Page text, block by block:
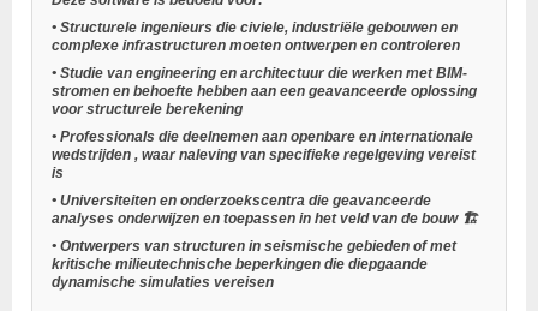
• Structurele ingenieurs die civiele, industriële gebouwen en
complexe infrastructuren moeten ontwerpen en controleren
• Studie van engineering en architectuur die werken met BIM-
stromen en behoefte hebben aan een geavanceerde oplossing
voor structurele berekening
• Professionals die deelnemen aan openbare en internationale
wedstrijden , waar naleving van specifieke regelgeving vereist
is
• Universiteiten en onderzoekscentra die geavanceerde
analyses onderwijzen en toepassen in het veld van de bouw 🏗️
• Ontwerpers van structuren in seismische gebieden of met
kritische milieutechnische beperkingen die diepgaande
dynamische simulaties vereisen